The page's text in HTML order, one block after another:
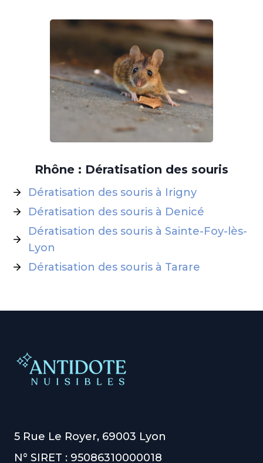
Rhône : Dératisation des souris
Dératisation des souris à Irigny
Dératisation des souris à Denicé
Dératisation des souris à Sainte-Foy-lès-
Lyon
Dératisation des souris à Tarare
5 Rue Le Royer, 69003 Lyon
N° SIRET : 95086310000018